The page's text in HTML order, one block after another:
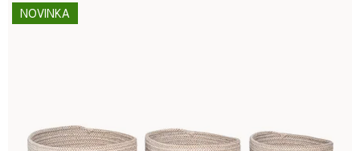
NOVINKA